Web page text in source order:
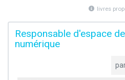
livres
Responsable d'espace
numérique